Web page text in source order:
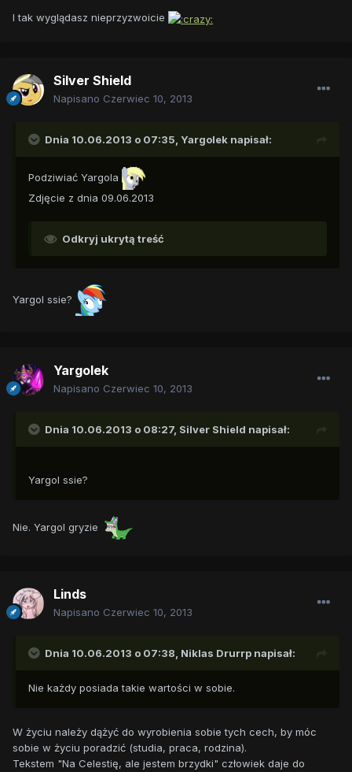
I tak wyglądasz nieprzyzwoicie
Silver Shield
Napisano Czerwiec 10, 2013
Dnia 10.06.2013 o 07:35, Yargolek napisał:
Podziwiać Yargola
Zdjęcie z dnia 09.06.2013
Odkryj ukrytą treść
Yargol ssie?
Yargolek
Napisano Czerwiec 10, 2013
Dnia 10.06.2013 o 08:27, Silver Shield napisał:
Yargol ssie?
Nie. Yargol gryzie
Linds
Napisano Czerwiec 10, 2013
Dnia 10.06.2013 o 07:38, Niklas Drurrp napisał:
Nie każdy posiada takie wartości w sobie.
W życiu należy dążyć do wyrobienia sobie tych cech, by móc
sobie w życiu poradzić (studia, praca, rodzina).
Tekstem "Na Celestię, ale jestem brzydki" człowiek daje do